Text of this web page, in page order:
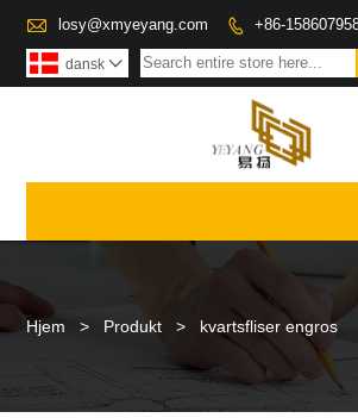
 losy@xmyeyang.com  +86-
dansk 
Hjem > Produkt > kvartsfliser engros